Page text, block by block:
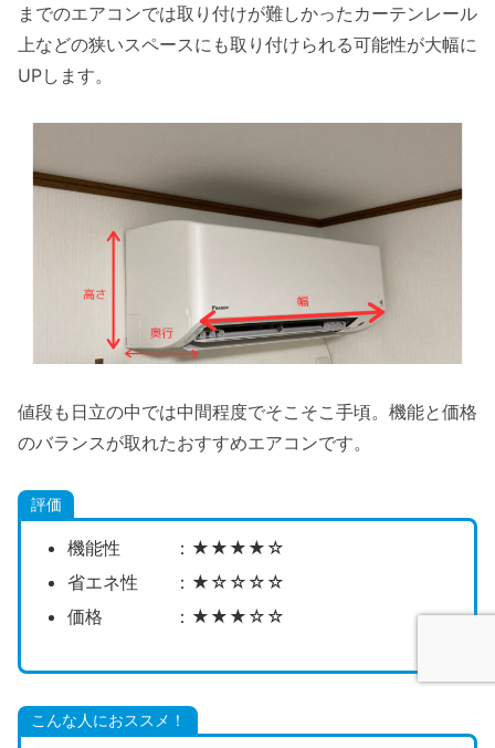
までのエアコンでは取り付けが難しかったカーテンレール
上などの狭いスペースにも取り付けられる可能性が大幅に
UPします。
値段も日立の中では中間程度でそこそこ手頃。機能と価格
のバランスが取れたおすすめエアコンです。
評価
機能性 ：★★★★☆
省エネ性 ：★☆☆☆☆
価格 ：★★★☆☆
こんな人におススメ！